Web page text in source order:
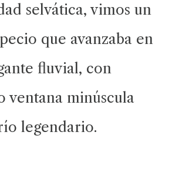
selvática, vimos un
que avanzaba en
fluvial, con
ventana minúscula
legendario.